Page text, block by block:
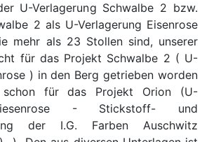
U-Verlagerung Schwalbe 2 bzw.
2 als U-Verlagerung Eisenrose
mehr als 23 Stollen sind, unserer
für das Projekt Schwalbe 2 ( U-
) in den Berg getrieben worden
schon für das Projekt Orion (U-
- Stickstoff- und
der I.G. Farben Auschwitz